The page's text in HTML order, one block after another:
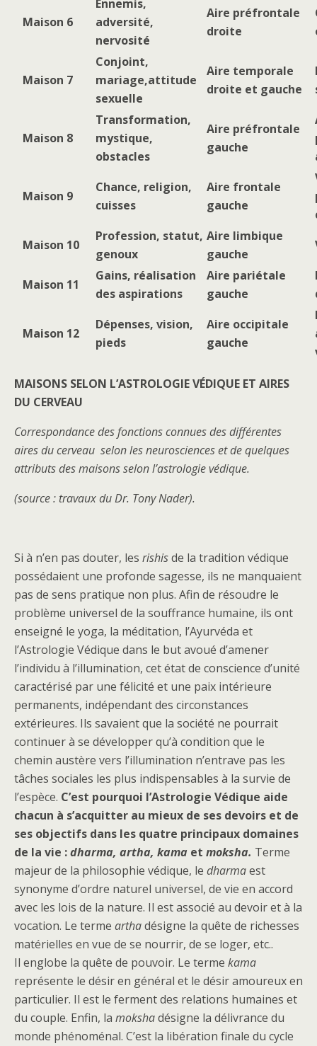
Maison 6
Ennemis,
adversité,
nervosité
Aire préfrontale
droite
Maison 7
Conjoint,
mariage,attitude
sexuelle
Aire temporale
droite et gauche
Maison 8
Transformation,
mystique,
obstacles
Aire préfrontale
gauche
Maison 9
Chance, religion,
cuisses
Aire frontale
gauche
Maison 10
Profession, statut,
genoux
Aire limbique
gauche
Maison 11
Gains, réalisation
des aspirations
Aire pariétale
gauche
Maison 12
Dépenses, vision,
pieds
Aire occipitale
gauche
MAISONS SELON L’ASTROLOGIE VÉDIQUE ET AIRES
DU CERVEAU
Correspondance des fonctions connues des différentes
aires du cerveau selon les neurosciences et de quelques
attributs des maisons selon l’astrologie védique.
(source : travaux du Dr. Tony Nader).
Si à n’en pas douter, les rishisde la tradition védique
possédaient une profonde sagesse, ils ne manquaient
pas de sens pratique non plus. Afin de résoudre le
problème universel de la souffrance humaine, ils ont
enseigné le yoga, la méditation, l’Ayurvéda et
l’Astrologie Védique dans le but avoué d’amener
l’individu à l’illumination, cet état de conscience d’unité
caractérisé par une félicité et une paix intérieure
permanents, indépendant des circonstances
extérieures. Ils savaient que la société ne pourrait
continuer à se développer qu’à condition que le
chemin austère vers l’illumination n’entrave pas les
tâches sociales les plus indispensables à la survie de
l’espèce. C’est pourquoi l’Astrologie Védique aide
chacun à s’acquitter au mieux de ses devoirs et de
ses objectifs dans les quatre principaux domaines
de la vie :dharma, artha, kama et moksha. Terme
majeur de la philosophie védique, le dharmaest
synonyme d’ordre naturel universel, de vie en accord
avec les lois de la nature. Il est associé au devoir et à la
vocation. Le terme arthadésigne la quête de richesses
matérielles en vue de se nourrir, de se loger, etc..
Il englobe la quête de pouvoir. Le terme kama
représente le désir en général et le désir amoureux en
particulier. Il est le ferment des relations humaines et
du couple. Enfin, la mokshadésigne la délivrance du
monde phénoménal. C’est la libération finale du cycle